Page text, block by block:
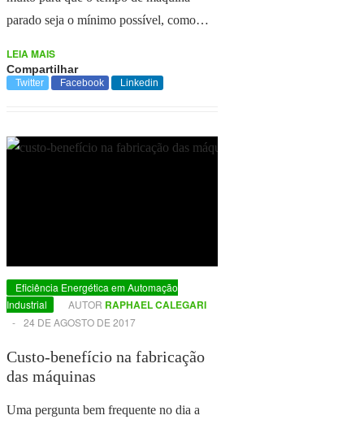
parado seja o mínimo possível, como…
LEIA MAIS
Compartilhar
Twitter Facebook Linkedin
Eficiência Energética em Automação
Industrial
AUTOR RAPHAEL CALEGARI
- 24 DE AGOSTO DE 2017
Custo-benefício na fabricação
das máquinas
Uma pergunta bem frequente no dia a